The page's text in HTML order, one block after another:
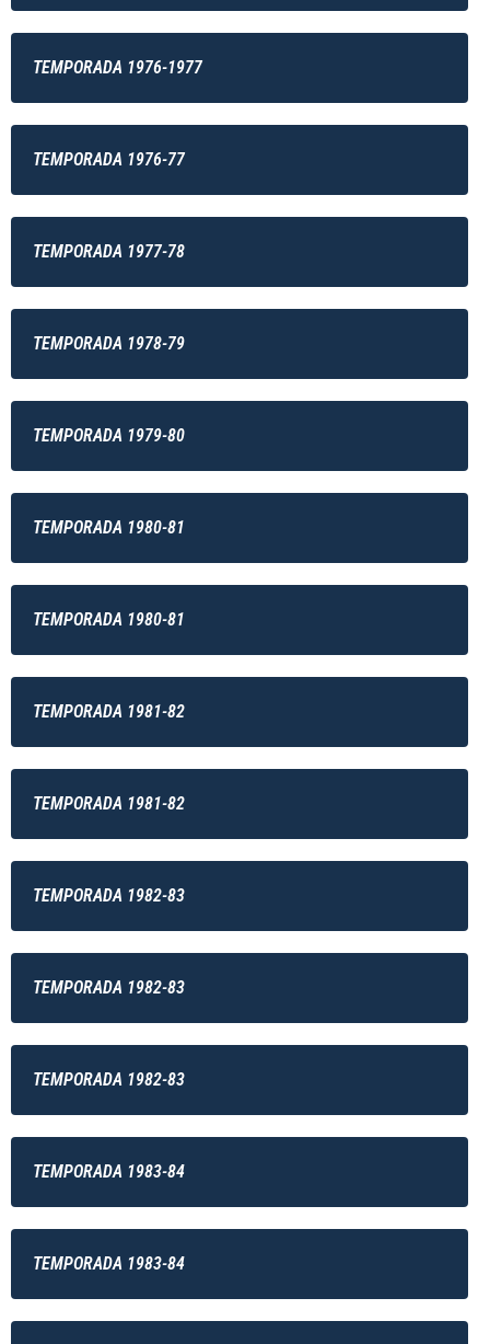
TEMPORADA 1976-1977
TEMPORADA 1976-77
TEMPORADA 1977-78
TEMPORADA 1978-79
TEMPORADA 1979-80
TEMPORADA 1980-81
TEMPORADA 1980-81
TEMPORADA 1981-82
TEMPORADA 1981-82
TEMPORADA 1982-83
TEMPORADA 1982-83
TEMPORADA 1982-83
TEMPORADA 1983-84
TEMPORADA 1983-84